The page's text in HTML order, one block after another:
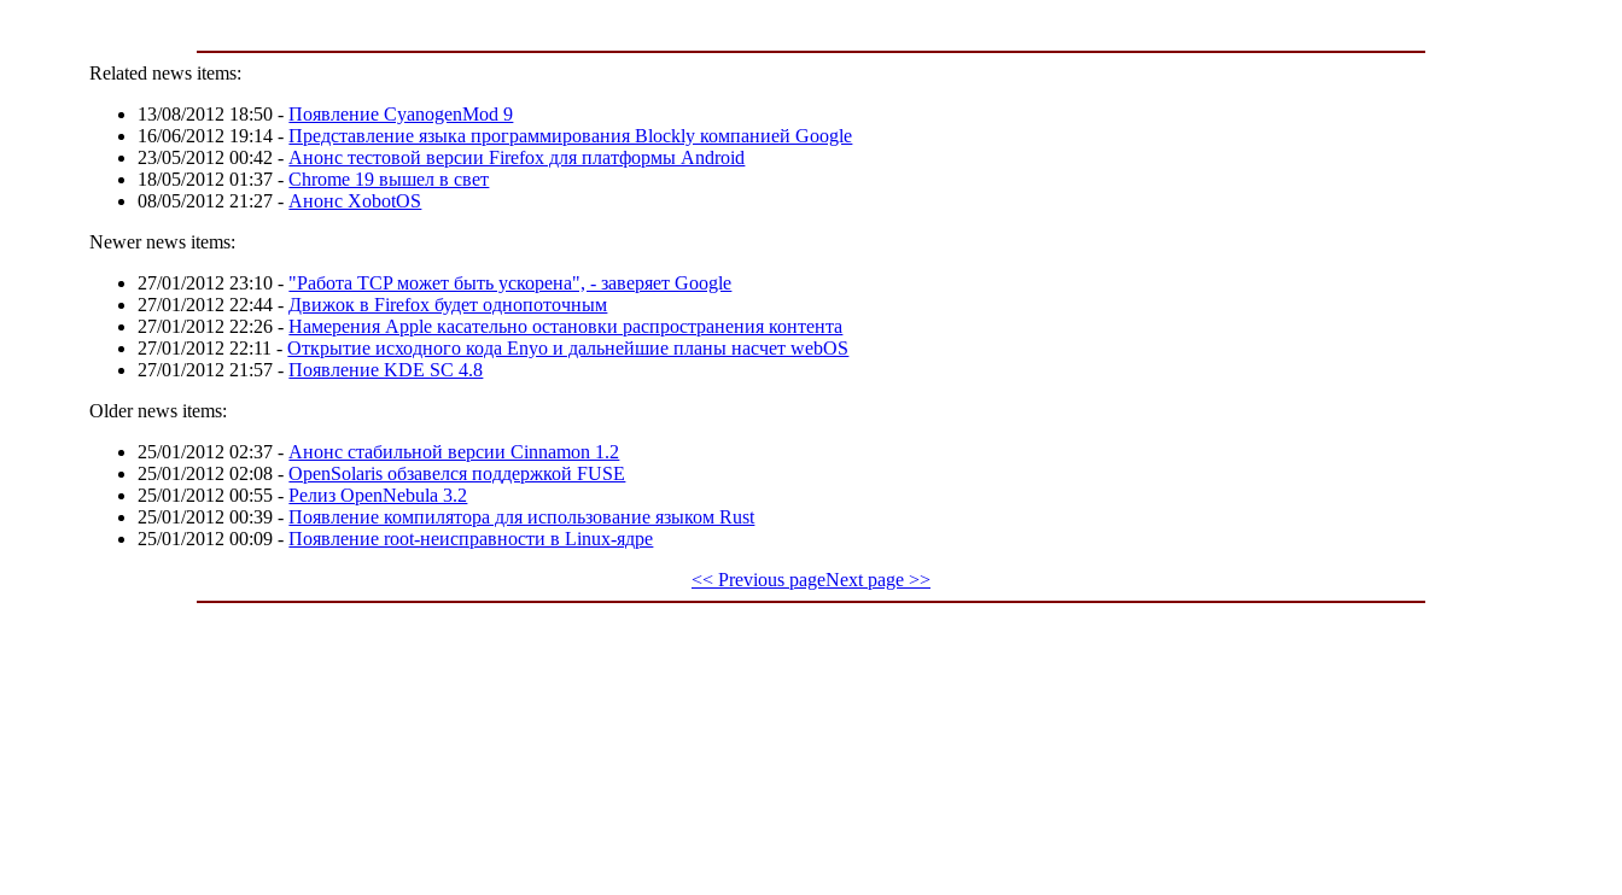
Related news items:
13/08/2012 18:50 -Появление CyanogenMod 9
16/06/2012 19:14 -Представление языка программирования Blockly компанией Google
23/05/2012 00:42 - Анонс тестовой версии Firefox для платформы Android
18/05/2012 01:37 -Chrome 19 вышел в свет
08/05/2012 21:27 - Анонс XobotOS
Newer news items:
27/01/2012 23:10 - "Работа TCP может быть ускорена", - заверяет Google
27/01/2012 22:44 - Движок в Firefox будет однопоточным
27/01/2012 22:26 -Намерения Apple касательно остановки распространения контента
27/01/2012 22:11 -Открытие исходного кода Enyo и дальнейшие планы насчет webOS
27/01/2012 21:57 -Появление KDE SC 4.8
Older news items:
25/01/2012 02:37 - Анонс стабильной версии Cinnamon 1.2
25/01/2012 02:08 -OpenSolaris обзавелся поддержкой FUSE
25/01/2012 00:55 -Релиз OpenNebula 3.2
25/01/2012 00:39 -Появление компилятора для использование языком Rust
25/01/2012 00:09 -Появление root-неисправности в Linux-ядре
<< Previous pageNext page >>